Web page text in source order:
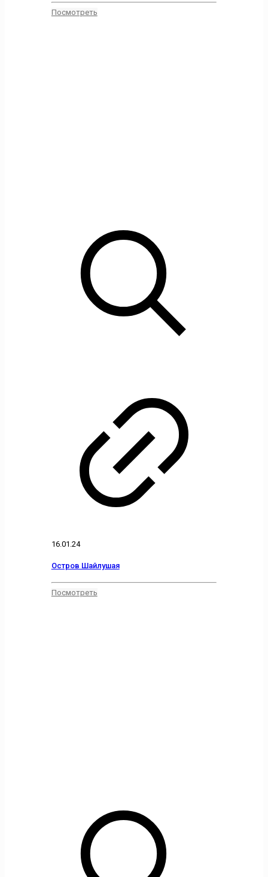
Посмотреть
16.01.24
Остров Шайлушая
Посмотреть